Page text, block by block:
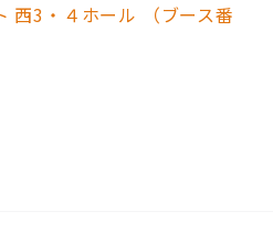
西3・４ホール （ブース番